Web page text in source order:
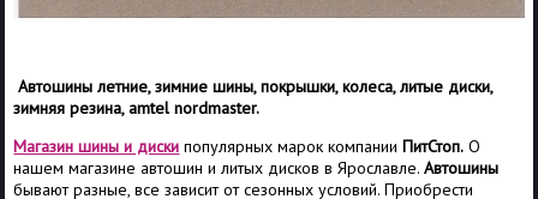
Автошины летние, зимние шины, покрышки, колеса, литые диски,
зимняя резина, amtel nordmaster.
Магазин шины и диски популярных марок компании ПитСтоп. О
нашем магазине автошин и литых дисков в Ярославле.Автошины
бывают разные, все зависит от сезонных условий. Приобрести